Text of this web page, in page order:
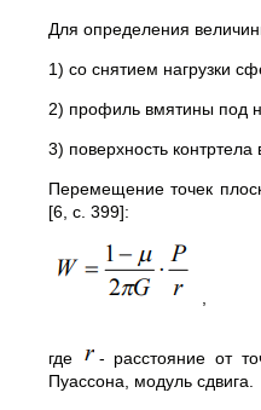
Для определения
1) со снятием нагрузки
2) профиль вмятины под
3) поверхность
Перемещение точек
[6, с. 399]:
где - расстояние от
Пуассона, модуль сдвига.